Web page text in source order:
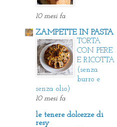
10 mesi fa
ZAMPETTE IN PASTA
TORTA
CON PERE
E RICOTTA
(senza
burro e
senza olio)
10 mesi fa
le tenere dolcezze di
resy